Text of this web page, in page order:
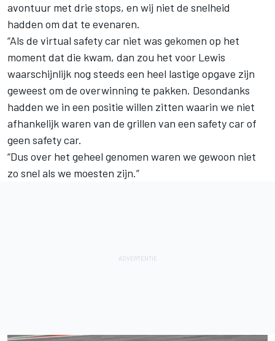
avontuur met drie stops, en wij niet de snelheid
hadden om dat te evenaren.
“Als de virtual safety car niet was gekomen op het
moment dat die kwam, dan zou het voor Lewis
waarschijnlijk nog steeds een heel lastige opgave zijn
geweest om de overwinning te pakken. Desondanks
hadden we in een positie willen zitten waarin we niet
afhankelijk waren van de grillen van een safety car of
geen safety car.
“Dus over het geheel genomen waren we gewoon niet
zo snel als we moesten zijn.”